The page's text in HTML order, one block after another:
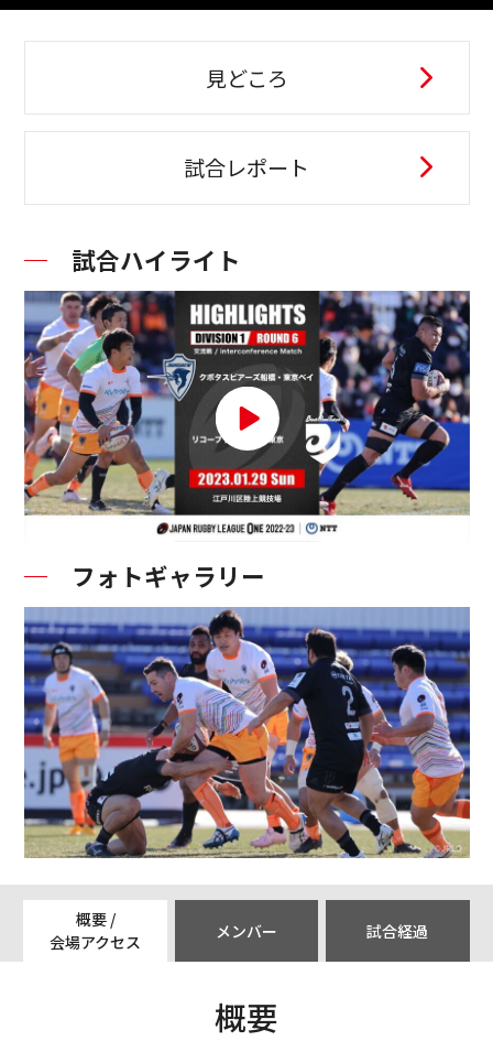
見どころ
試合レポート
試合ハイライト
フォトギャラリー
概要 /
会場アクセス
メンバー 試合経過
概要